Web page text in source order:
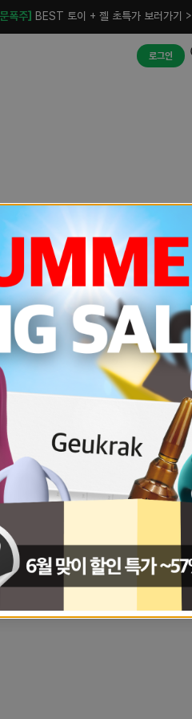
폭주] BEST 토이 + 젤 초특가 보러가기 >
로그인
예상치 못한 에러입니다.